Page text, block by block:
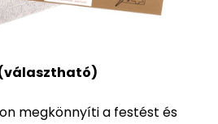
megkönnyíti a festést és